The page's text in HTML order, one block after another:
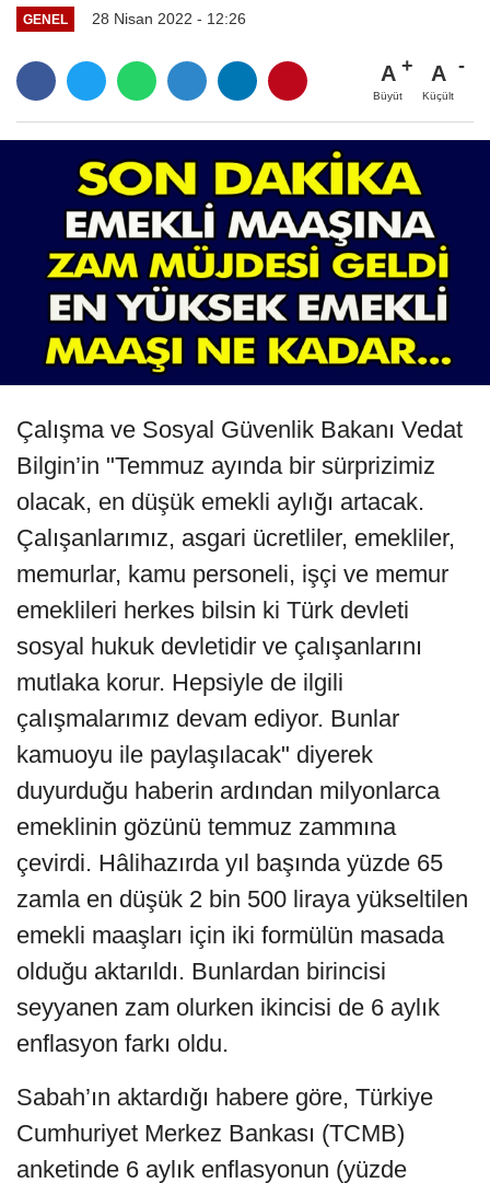
GENEL 28 Nisan 2022 - 12:26
A
Büyüt
A
Küçült
Çalışma ve Sosyal Güvenlik Bakanı Vedat
Bilgin’in "Temmuz ayında bir sürprizimiz
olacak, en düşük emekli aylığı artacak.
Çalışanlarımız, asgari ücretliler, emekliler,
memurlar, kamu personeli, işçi ve memur
emeklileri herkes bilsin ki Türk devleti
sosyal hukuk devletidir ve çalışanlarını
mutlaka korur. Hepsiyle de ilgili
çalışmalarımız devam ediyor. Bunlar
kamuoyu ile paylaşılacak" diyerek
duyurduğu haberin ardından milyonlarca
emeklinin gözünü temmuz zammına
çevirdi. Hâlihazırda yıl başında yüzde 65
zamla en düşük 2 bin 500 liraya yükseltilen
emekli maaşları için iki formülün masada
olduğu aktarıldı. Bunlardan birincisi
seyyanen zam olurken ikincisi de 6 aylık
enflasyon farkı oldu.
Sabah’ın aktardığı habere göre, Türkiye
Cumhuriyet Merkez Bankası (TCMB)
anketinde 6 aylık enflasyonun (yüzde